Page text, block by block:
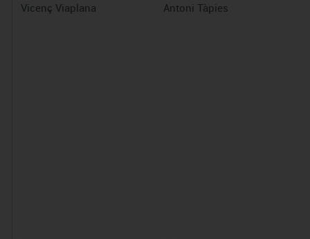
Vicenç Viaplana Antoni Tàpies